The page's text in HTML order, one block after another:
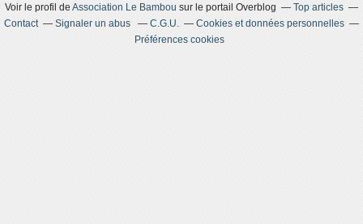
Voir le profil de Association Le Bambou sur le portail Overblog
Top articles
Contact
Signaler un abus C.G.U.
Cookies et données personnelles
Préférences cookies